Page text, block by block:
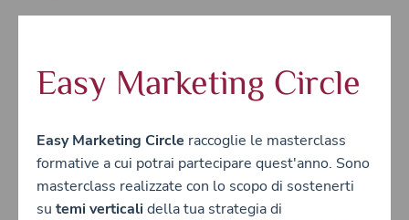
Easy Marketing Circle
Easy Marketing Circle raccoglie le masterclass
formative a cui potrai partecipare quest'anno. Sono
masterclass realizzate con lo scopo di sostenerti
su temi verticalidella tua strategia di